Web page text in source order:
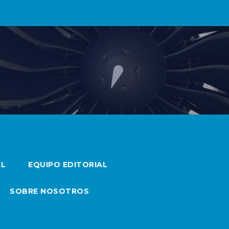
EQUIPO EDITORIAL
SOBRE NOSOTROS